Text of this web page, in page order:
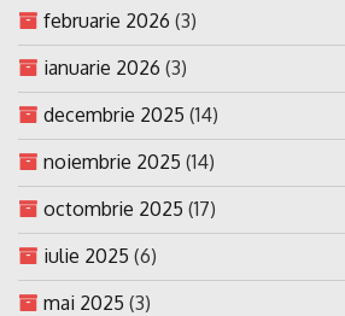
februarie 2026 (3)
ianuarie 2026 (3)
decembrie 2025 (14)
noiembrie 2025 (14)
octombrie 2025 (17)
iulie 2025 (6)
mai 2025 (3)